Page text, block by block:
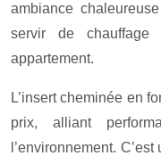
ambiance
servir de chauffage
appartement.
L’insert cheminée en
prix, alliant
l’environnement.